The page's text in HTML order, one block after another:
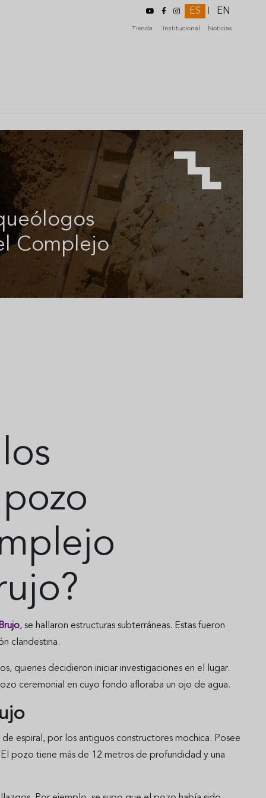
ES EN
Tienda Institucional Noticias
Complejo
, se hallaron estructuras subterráneas. Estas fueron
clandestina.
quienes decidieron iniciar investigaciones en el lugar.
ceremonial en cuyo fondo afloraba un ojo de agua.
espiral, por los antiguos constructores mochica. Posee
pozo tiene más de 12 metros de profundidad y una